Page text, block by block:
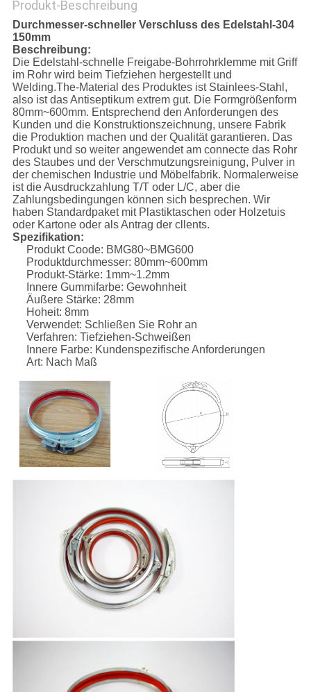
Produkt-Beschreibung
Durchmesser-schneller Verschluss des Edelstahl-304
150mm
Beschreibung:
Die Edelstahl-schnelle Freigabe-Bohrrohrklemme mit Griff
im Rohr wird beim Tiefziehen hergestellt und
Welding.The-Material des Produktes ist Stainlees-Stahl,
also ist das Antiseptikum extrem gut. Die Formgrößenform
80mm~600mm. Entsprechend den Anforderungen des
Kunden und die Konstruktionszeichnung, unsere Fabrik
die Produktion machen und der Qualität garantieren. Das
Produkt und so weiter angewendet am connecte das Rohr
des Staubes und der Verschmutzungsreinigung, Pulver in
der chemischen Industrie und Möbelfabrik. Normalerweise
ist die Ausdruckzahlung T/T oder L/C, aber die
Zahlungsbedingungen können sich besprechen. Wir
haben Standardpaket mit Plastiktaschen oder Holzetuis
oder Kartone oder als Antrag der cllents.
Spezifikation:
Produkt Coode: BMG80~BMG600
Produktdurchmesser: 80mm~600mm
Produkt-Stärke: 1mm~1.2mm
Innere Gummifarbe: Gewohnheit
Äußere Stärke: 28mm
Hoheit: 8mm
Verwendet: Schließen Sie Rohr an
Verfahren: Tiefziehen-Schweißen
Innere Farbe: Kundenspezifische Anforderungen
Art: Nach Maß